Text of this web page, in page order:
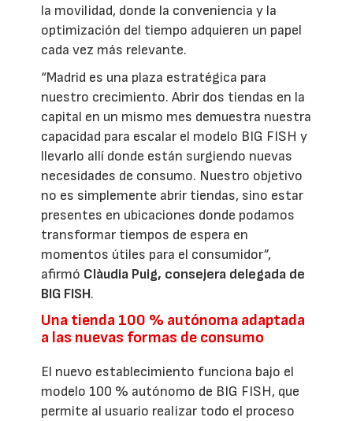
la movilidad, donde la conveniencia y la
optimización del tiempo adquieren un papel
cada vez más relevante.
“Madrid es una plaza estratégica para
nuestro crecimiento. Abrir dos tiendas en la
capital en un mismo mes demuestra nuestra
capacidad para escalar el modelo BIG FISH y
llevarlo allí donde están surgiendo nuevas
necesidades de consumo. Nuestro objetivo
no es simplemente abrir tiendas, sino estar
presentes en ubicaciones donde podamos
transformar tiempos de espera en
momentos útiles para el consumidor”,
afirmó Clàudia Puig, consejera delegada de
BIG FISH.
Una tienda 100 % autónoma adaptada
a las nuevas formas de consumo
El nuevo establecimiento funciona bajo el
modelo 100 % autónomo de BIG FISH, que
permite al usuario realizar todo el proceso